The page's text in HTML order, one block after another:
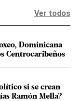
Ver todos
Dominicana
Centrocaribeños
si se crean
Ramón Mella?